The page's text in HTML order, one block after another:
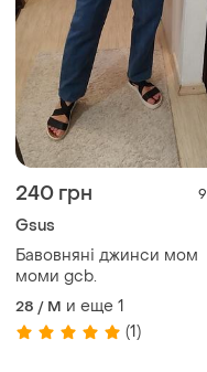
240 грн 9
Gsus
Бавовняні джинси мом
моми gcb.
28 / M и еще 1
(1)